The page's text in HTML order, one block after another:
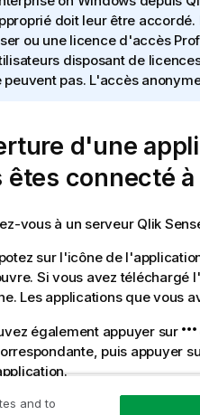
doit leur être
ou une licence d'accès
disposant de
peuvent pas. L'accès
d'une
êtes connecté
vous à un serveur Qlik
sur l'icône de
Si vous avez téléchargé
Les applications que vous
également appuyer sur
puis appuyer
and to